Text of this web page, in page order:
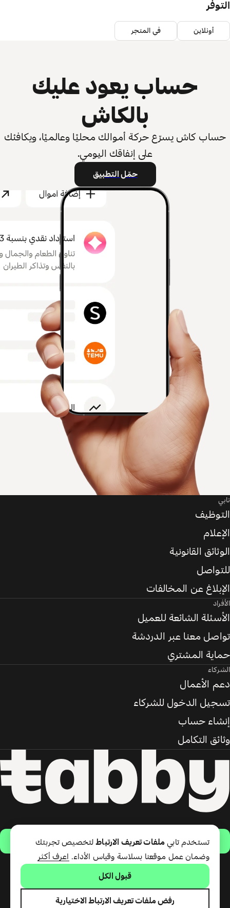
التوفر
أونلاين في المتجر
حساب يعود عليك
بالكاش
حساب كاش يسرّع حركة أموالك محليًا وعالميًا، ويكافئك
على إنفاقك اليومي.
حمّل التطبيق
حمّل التطبيق
تقدّم شركة تابي ذ.م.م خدمة الدفع
ذ.م.م المرخصة من مصرف الإمارات
تابي
التوظيف
الإعلام
الوثائق القانونية
للتواصل
الإبلاغ عن المخالفات
الأفراد
الأسئلة الشائعة للعميل
تواصل معنا عبر الدردشة
حماية المشتري
الشركاء
دعم الأعمال
تسجيل الدخول للشركاء
إنشاء حساب
وثائق التكامل
تستخدم تابي ملفات تعريف الارتباطلتخصيص تجربتك
وضمان عمل موقعنا بسلاسة وقياس الأداء.
اعرف أكثر
قبول الكل
رفض ملفات تعريف الارتباط الاختيارية